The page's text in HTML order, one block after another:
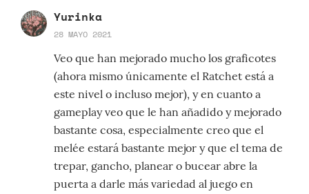
Yurinka
28 MAYO 2021
Veo que han mejorado mucho los graficotes
(ahora mismo únicamente el Ratchet está a
este nivel o incluso mejor), y en cuanto a
gameplay veo que le han añadido y mejorado
bastante cosa, especialmente creo que el
melée estará bastante mejor y que el tema de
trepar, gancho, planear o bucear abre la
puerta a darle más variedad al juego en